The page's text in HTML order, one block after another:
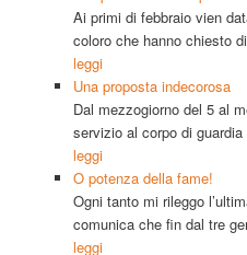
Ai primi di febbraio vien
coloro che hanno chiesto
leggi
Una proposta indecorosa
Dal mezzogiorno del 5 al
servizio al corpo di
leggi
O potenza della fame!
Ogni tanto mi rileggo
comunica che fin dal tre
leggi